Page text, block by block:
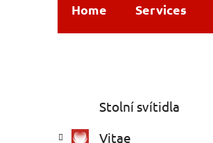
Home Services
d
categoriesStolní svítidla
Vitae